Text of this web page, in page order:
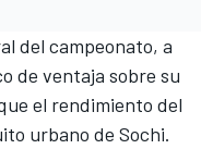
del campeonato, a
de ventaja sobre su
el rendimiento del
urbano de Sochi.